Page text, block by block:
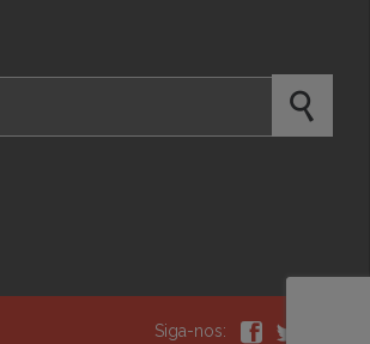
Siga-nos:  